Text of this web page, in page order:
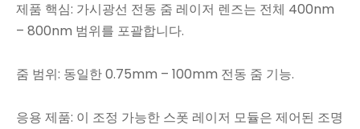
제품 핵심: 가시광선 전동 줌 레이저 렌즈는 전체 400nm
– 800nm ​​범위를 포괄합니다.
줌 범위: 동일한 0.75mm – 100mm 전동 줌 기능.
응용 제품: 이 조정 가능한 스폿 레이저 모듈은 제어된 조명